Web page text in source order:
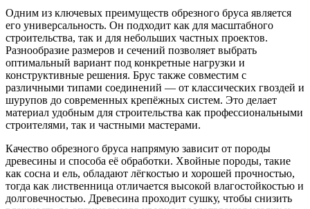
Одним из ключевых преимуществ обрезного бруса является
его универсальность. Он подходит как для масштабного
строительства, так и для небольших частных проектов.
Разнообразие размеров и сечений позволяет выбрать
оптимальный вариант под конкретные нагрузки и
конструктивные решения. Брус также совместим с
различными типами соединений — от классических гвоздей и
шурупов до современных крепёжных систем. Это делает
материал удобным для строительства как профессиональными
строителями, так и частными мастерами.
Качество обрезного бруса напрямую зависит от породы
древесины и способа её обработки. Хвойные породы, такие
как сосна и ель, обладают лёгкостью и хорошей прочностью,
тогда как лиственница отличается высокой влагостойкостью и
долговечностью. Древесина проходит сушку, чтобы снизить